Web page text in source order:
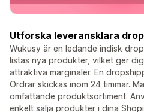
Utforska leveransklara
Wukusy är en ledande indisk
listas nya produkter, vilket ger
attraktiva marginaler. En
Ordrar skickas inom 24 timmar.
omfattande produktsortiment.
enkelt sälja produkter i dina